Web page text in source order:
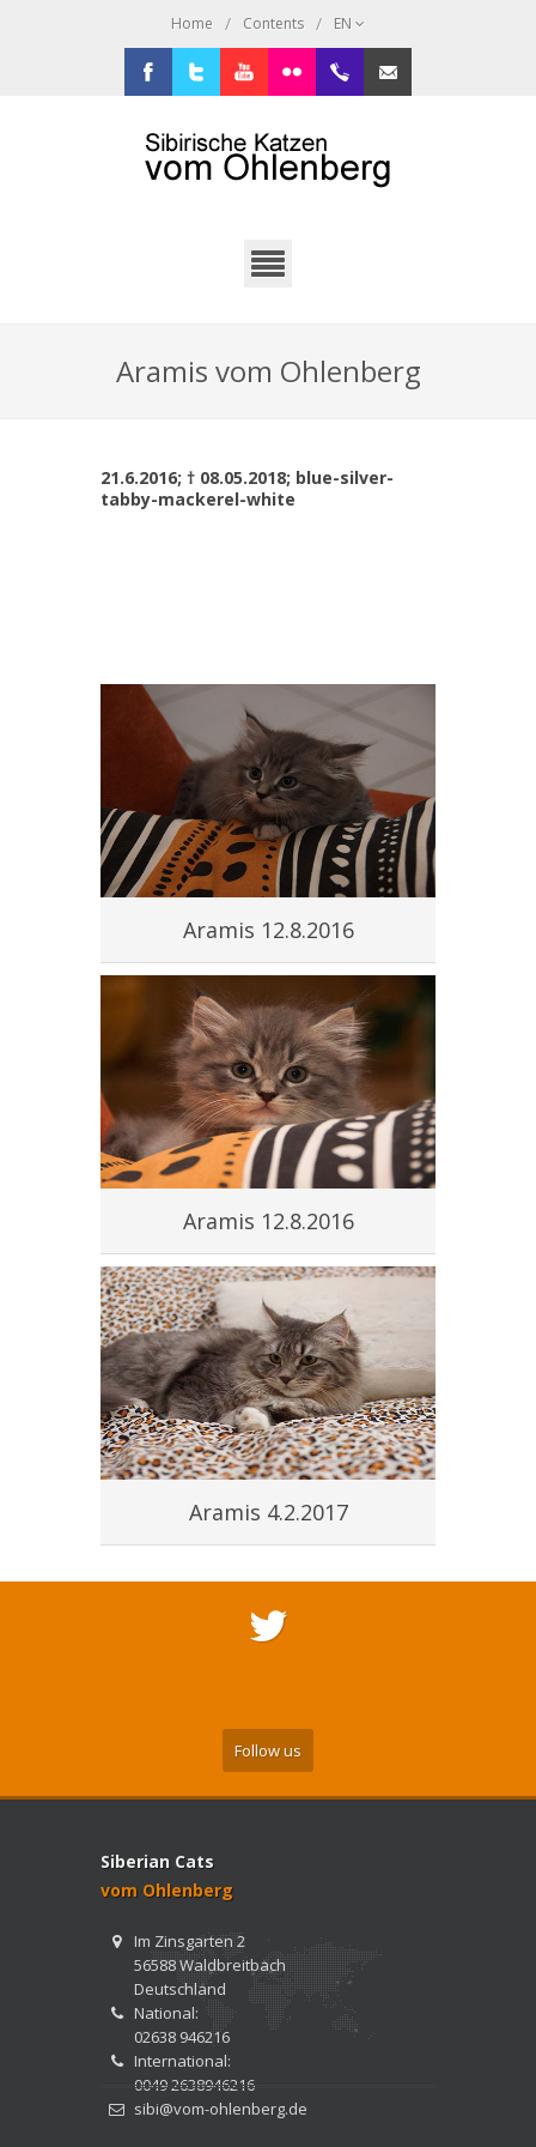
Home / Contents / EN
Aramis vom Ohlenberg
21.6.2016; † 08.05.2018; blue-silver-
tabby-mackerel-white
Aramis 12.8.2016
Aramis 12.8.2016
Aramis 4.2.2017
Follow us
Siberian Cats
vom Ohlenberg
Im Zinsgarten 2
56588 Waldbreitbach
Deutschland
National:
02638 946216
International:
0049 2638946216
sibi@vom-ohlenberg.de